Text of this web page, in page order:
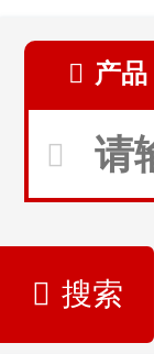
产品
搜索